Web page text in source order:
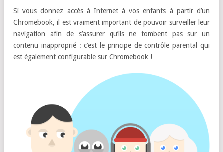
Si vous donnez accès à Internet à vos enfants à partir d’un
Chromebook, il est vraiment important de pouvoir surveiller leur
navigation afin de s’assurer qu’ils ne tombent pas sur un
contenu inapproprié : c’est le principe de contrôle parental qui
est également configurable sur Chromebook !